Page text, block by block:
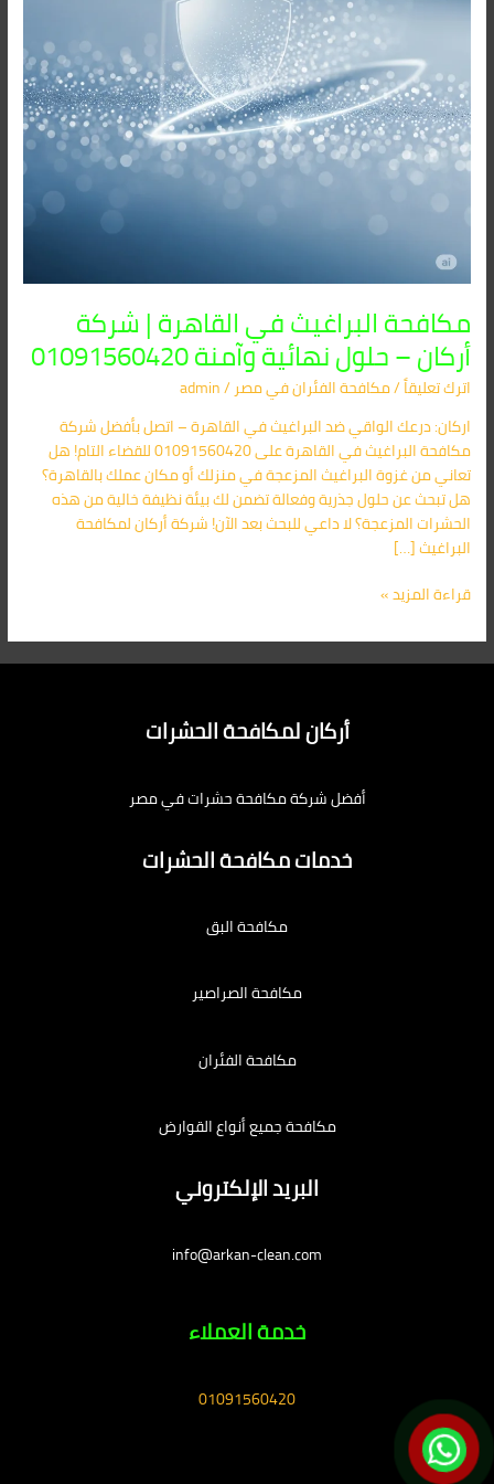
مكافحة البراغيث في القاهرة | شركة
أركان – حلول نهائية وآمنة 01091560420
اترك تعليقاً/مكافحة الفئران​ في مصر/
admin
اركان: درعك الواقي ضد البراغيث في القاهرة – اتصل بأفضل شركة
مكافحة البراغيث في القاهرة على 01091560420 للقضاء التام! هل
تعاني من غزوة البراغيث المزعجة في منزلك أو مكان عملك بالقاهرة؟
هل تبحث عن حلول جذرية وفعالة تضمن لك بيئة نظيفة خالية من هذه
الحشرات المزعجة؟ لا داعي للبحث بعد الآن! شركة أركان لمكافحة
البراغيث […]
–
وآمنة
01091560420
قراءة المزيد »
أركان لمكافحة الحشرات
أفضل شركة مكافحة حشرات في مصر
خدمات مكافحة الحشرات
مكافحة البق
مكافحة الصراصير
مكافحة الفئران
مكافحة جميع أنواع القوارض
البريد الإلكتروني
info@arkan-clean.com
خدمة العملاء
01091560420